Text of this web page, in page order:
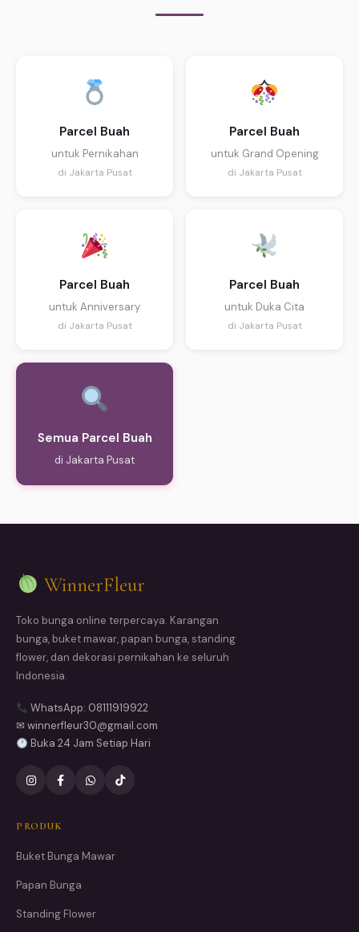
Parcel Buah
untuk Pernikahan
di Jakarta Pusat
Parcel Buah
untuk Grand Opening
di Jakarta Pusat
Parcel Buah
untuk Anniversary
di Jakarta Pusat
Parcel Buah
untuk Duka Cita
di Jakarta Pusat
Semua Parcel Buah
di Jakarta Pusat
WinnerFleur
Toko bunga online terpercaya. Karangan
bunga, buket mawar, papan bunga, standing
flower, dan dekorasi pernikahan ke seluruh
Indonesia.
WhatsApp: 08111919922
✉ winnerfleur30@gmail.com
Buka 24 Jam Setiap Hari
PRODUK
Buket Bunga Mawar
Papan Bunga
Standing Flower